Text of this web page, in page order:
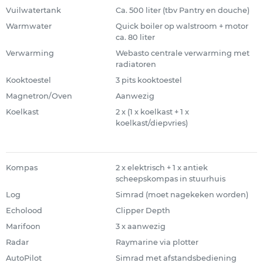
Vuilwatertank
Ca. 500 liter (tbv Pantry en douche)
Warmwater
Quick boiler op walstroom + motor
ca. 80 liter
Verwarming
Webasto centrale verwarming met
radiatoren
Kooktoestel
3 pits kooktoestel
Magnetron/Oven
Aanwezig
Koelkast
2 x (1 x koelkast + 1 x
koelkast/diepvries)
Kompas
2 x elektrisch + 1 x antiek
scheepskompas in stuurhuis
Log
Simrad (moet nagekeken worden)
Echolood
Clipper Depth
Marifoon
3 x aanwezig
Radar
Raymarine via plotter
AutoPilot
Simrad met afstandsbediening